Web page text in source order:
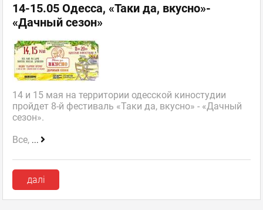
14-15.05 Одесса, «Таки да, вкусно»-
«Дачный сезон»
14 и 15 мая на территории одесской киностудии
пройдет 8-й фестиваль «Таки да, вкусно» - «Дачный
сезон».
Все, ...
далі